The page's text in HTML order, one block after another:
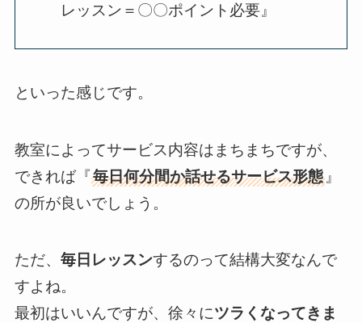
レッスン＝〇〇ポイント必要』
といった感じです。
教室によってサービス内容はまちまちですが、
できれば『毎日何分間か話せるサービス形態』
の所が良いでしょう。
ただ、 毎日レッスンするのって結構大変なんで
すよね。
最初はいいんですが、徐々にツラくなってきま